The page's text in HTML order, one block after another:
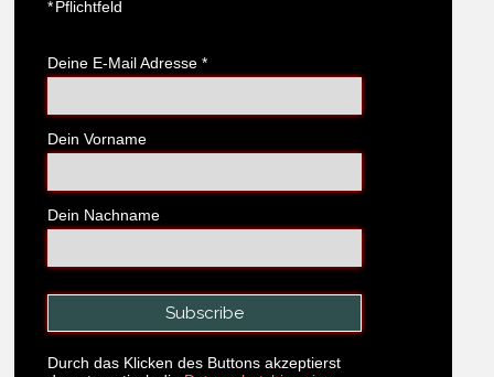
*Pflichtfeld
Deine E-Mail Adresse *
Dein Vorname
Dein Nachname
Durch das Klicken des Buttons akzeptierst